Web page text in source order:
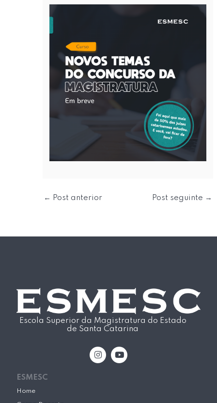
← Post anterior Post seguinte →
Escola Superior da Magistratura do Estado
de Santa Catarina
I
n
Y
o
ESMESC
Home